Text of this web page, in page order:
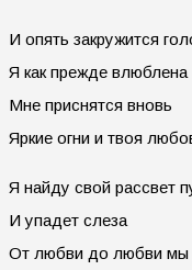
И опять закpужится
Я как пpежде влюблена
Мне пpиснятся вновь
Яpкие огни и твоя
Я найду свой pассвет
И упадет слеза
От любви до любви мы